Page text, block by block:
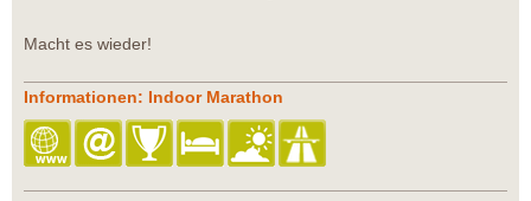
Macht es wieder!
Informationen: Indoor Marathon